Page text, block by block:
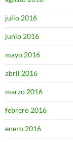
julio 2016
junio 2016
mayo 2016
abril 2016
marzo 2016
febrero 2016
enero 2016